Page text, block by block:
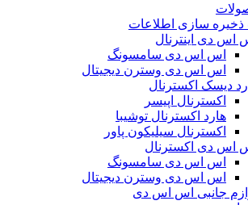
ذخیره سازی اطلاعات
اس دی اینترنال
اس اس دی سامسونگ
اس اس دی وسترن دیجیتال
دیسک اکسترنال
اکسترنال اپیسر
هارد اکسترنال توشیبا
اکسترنال سیلیکون پاور
اس دی اکسترنال
اس اس دی سامسونگ
اس اس دی وسترن دیجیتال
جانبی اس اس دی